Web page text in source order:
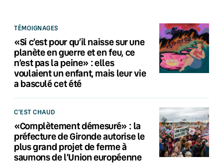
TÉMOIGNAGES
«Si c’est pour qu’il naisse sur une
planète en guerre et en feu, ce
n’est pas la peine» : elles
voulaient un enfant, mais leur vie
a basculé cet été
C'EST CHAUD
«Complètement démesuré» : la
préfecture de Gironde autorise le
plus grand projet de ferme à
saumons de l’Union européenne